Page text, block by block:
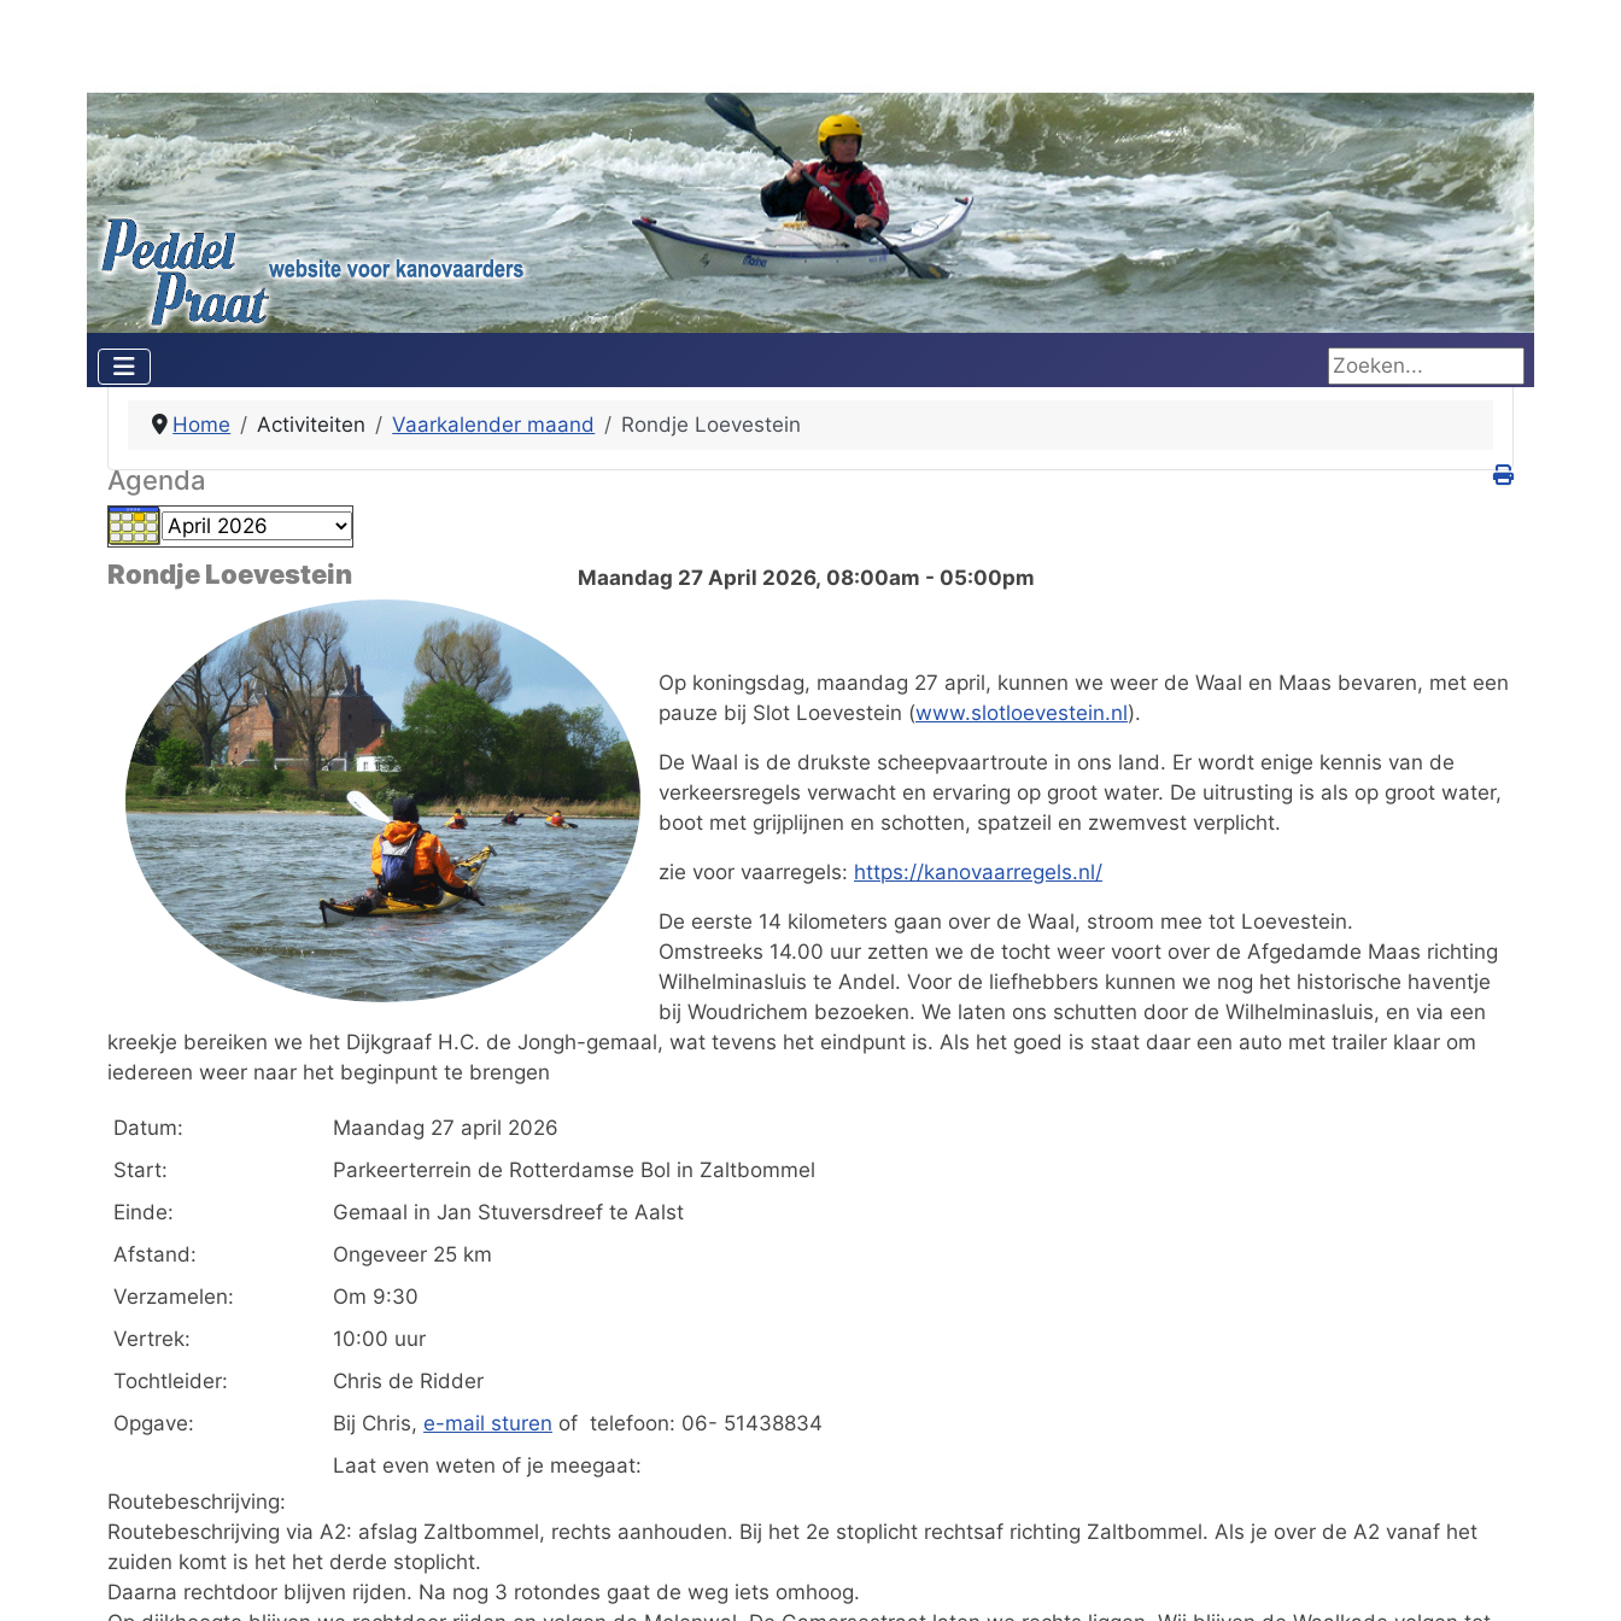
Zoeken...
Home Activiteiten Vaarkalender maand Rondje Loevestein
Agenda
Rondje Loevestein Maandag 27 April 2026, 08:00am - 05:00pm
Op koningsdag, maandag 27 april, kunnen we weer de Waal en Maas bevaren, met een
pauze bij Slot Loevestein (www.slotloevestein.nl).
De Waal is de drukste scheepvaartroute in ons land. Er wordt enige kennis van de
verkeersregels verwacht en ervaring op groot water. De uitrusting is als op groot water,
boot met grijplijnen en schotten, spatzeil en zwemvest verplicht.
zie voor vaarregels: https://kanovaarregels.nl/
De eerste 14 kilometers gaan over de Waal, stroom mee tot Loevestein.
Omstreeks 14.00 uur zetten we de tocht weer voort over de Afgedamde Maas richting
Wilhelminasluis te Andel. Voor de liefhebbers kunnen we nog het historische haventje
bij Woudrichem bezoeken. We laten ons schutten door de Wilhelminasluis, en via een
kreekje bereiken we het Dijkgraaf H.C. de Jongh-gemaal, wat tevens het eindpunt is. Als het goed is staat daar een auto met trailer klaar om
iedereen weer naar het beginpunt te brengen
Datum:
Maandag 27 april 2026
Start:
Parkeerterrein de Rotterdamse Bol in Zaltbommel
Einde:
Gemaal in Jan Stuversdreef te Aalst
Afstand:
Ongeveer 25 km
Verzamelen:
Om 9:30
Vertrek:
10:00 uur
Tochtleider:
Chris de Ridder
Opgave:
Bij Chris, e-mail sturen of telefoon: 06- 51438834
Laat even weten of je meegaat:
Routebeschrijving:
Routebeschrijving via A2: afslag Zaltbommel, rechts aanhouden. Bij het 2e stoplicht rechtsaf richting Zaltbommel. Als je over de A2 vanaf het
zuiden komt is het het derde stoplicht.
Daarna rechtdoor blijven rijden. Na nog 3 rotondes gaat de weg iets omhoog.